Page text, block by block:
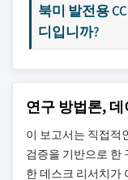
북미 발전용
디입니까?
연구 방법론,
이 보고서는 직접적
검증을 기반으로 한
한 데스크 리서치가